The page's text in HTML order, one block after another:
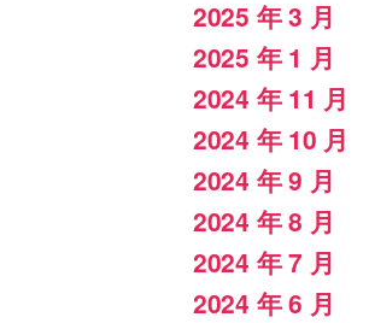
2025 年 3 月
2025 年 1 月
2024 年 11 月
2024 年 10 月
2024 年 9 月
2024 年 8 月
2024 年 7 月
2024 年 6 月